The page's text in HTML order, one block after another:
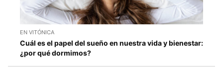
EN VITÓNICA
Cuál es el papel del sueño en nuestra vida y bienestar:
¿por qué dormimos?